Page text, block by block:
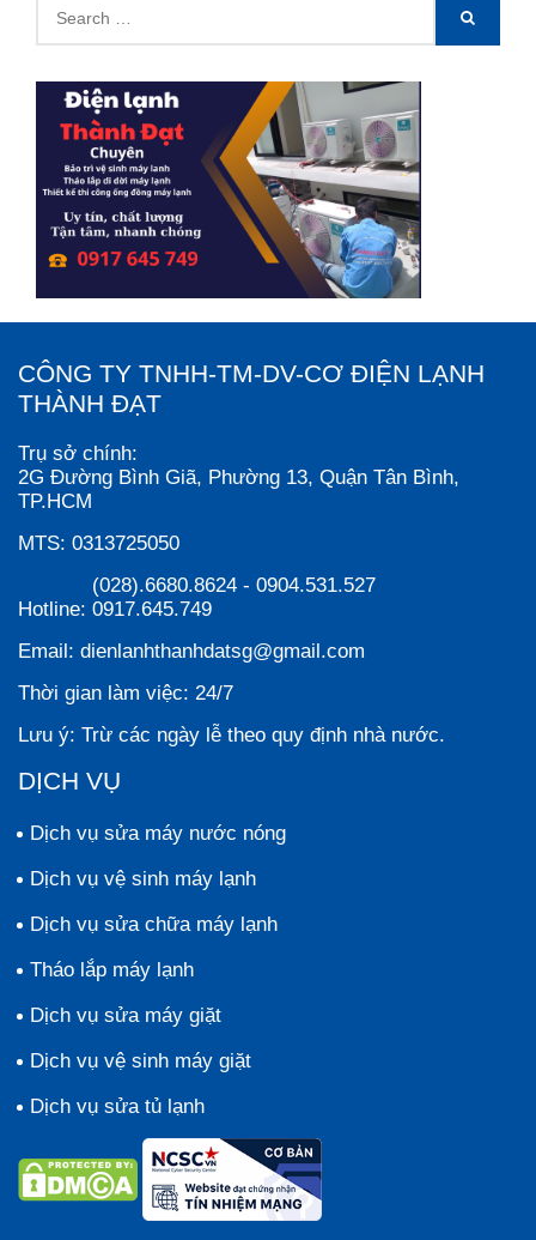
for:
SEARCH
CÔNG TY TNHH-TM-DV-CƠ ĐIỆN LẠNH
THÀNH ĐẠT
Trụ sở chính:
2G Đường Bình Giã, Phường 13, Quận Tân Bình,
TP.HCM
MTS: 0313725050
Hotline:
(028).6680.8624 - 0904.531.527
0917.645.749
Email: dienlanhthanhdatsg@gmail.com
Thời gian làm việc: 24/7
Lưu ý: Trừ các ngày lễ theo quy định nhà nước.
DỊCH VỤ
Dịch vụ sửa máy nước nóng
Dịch vụ vệ sinh máy lạnh
Dịch vụ sửa chữa máy lạnh
Tháo lắp máy lạnh
Dịch vụ sửa máy giặt
Dịch vụ vệ sinh máy giặt
Dịch vụ sửa tủ lạnh